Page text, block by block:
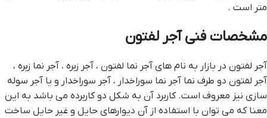
متر است .
مشخصات فنی آجر لفتون
آجر لفتون در بازار به نام های آجر نما لفتون ، آجر زبره ، آجر نما زبره ،
آجر لفتون دو طرف نما آجر نما سوراخدار ، آجر سوراخدار و یا آجر سوله
سازی نیز معروف است. کاربرد آن به شکل دو کاربرده می باشد به این
معنا که می توان با استفاده از آن دیوارهای حایل و غیر حایل ساخت